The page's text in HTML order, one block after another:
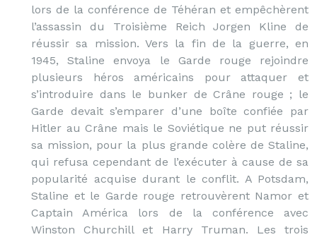
lors de la conférence de Téhéran et empêchèrent
l’assassin du Troisième Reich Jorgen Kline de
réussir sa mission. Vers la fin de la guerre, en
1945, Staline envoya le Garde rouge rejoindre
plusieurs héros américains pour attaquer et
s’introduire dans le bunker de Crâne rouge ; le
Garde devait s’emparer d’une boîte confiée par
Hitler au Crâne mais le Soviétique ne put réussir
sa mission, pour la plus grande colère de Staline,
qui refusa cependant de l’exécuter à cause de sa
popularité acquise durant le conflit. A Potsdam,
Staline et le Garde rouge retrouvèrent Namor et
Captain América lors de la conférence avec
Winston Churchill et Harry Truman. Les trois